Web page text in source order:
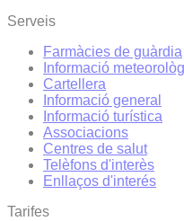
Serveis
Farmàcies de guàrdia
Informació
Cartellera
Informació general
Informació turística
Associacions
Centres de salut
Telèfons d'interès
Enllaços d'interés
Tarifes